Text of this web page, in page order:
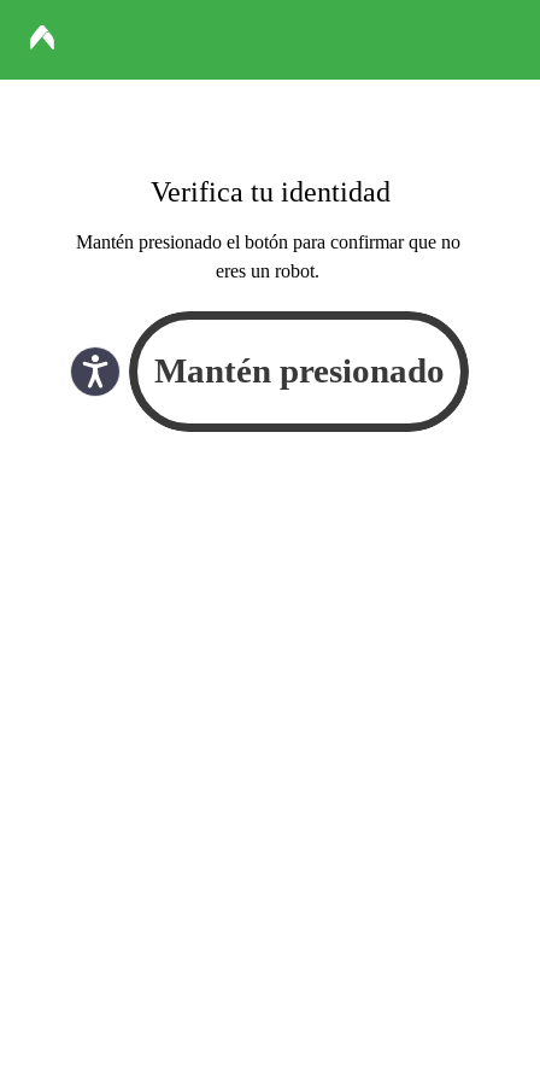
Verifica tu identidad
Mantén presionado el botón para confirmar que no
eres un robot.